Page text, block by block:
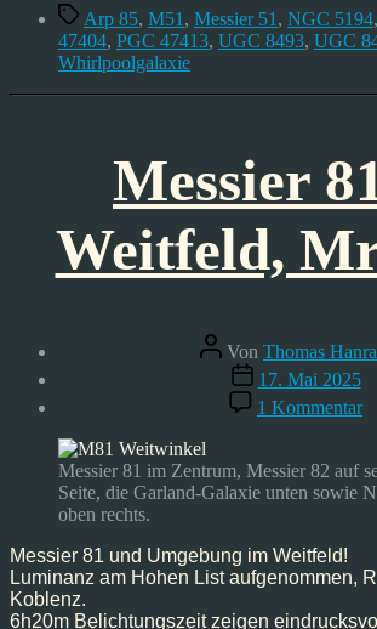
Schlagwörter
Arp 85, M51 , Messier 51 , NGC 5194,
47404, PGC 47413, UGC 8493, UGC
Whirlpoolgalaxie
Messier
Weitfeld,
Beitragsautor
Von Thomas
17. Mai 2025
1 Kommentarzu
–
Messier 81 im Zentrum, Messier 82 auf
Seite, die Garland-Galaxie unten sowie
oben rechts.
Messier 81 und Umgebung im Weitfeld!
Luminanz am Hohen List aufgenommen,
Koblenz.
6h20m Belichtungszeit zeigen